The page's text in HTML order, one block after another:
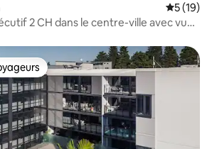
Note
5 (19)
2 CH dans le centre-ville avec vue